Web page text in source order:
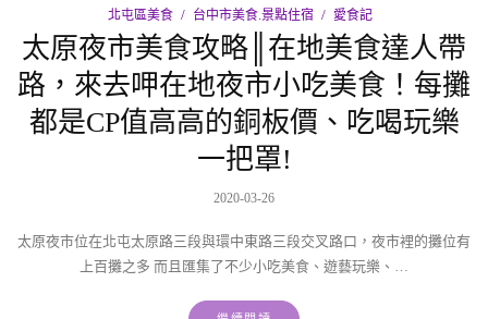
北屯區美食 台中市美食.景點住宿 愛食記
太原夜市美食攻略║在地美食達人帶
路，來去呷在地夜市小吃美食！每攤
都是CP值高高的銅板價、吃喝玩樂
一把罩!
2020-03-26
太原夜市位在北屯太原路三段與環中東路三段交叉路口，夜市裡的攤位有
上百攤之多 而且匯集了不少小吃美食、遊藝玩樂、…